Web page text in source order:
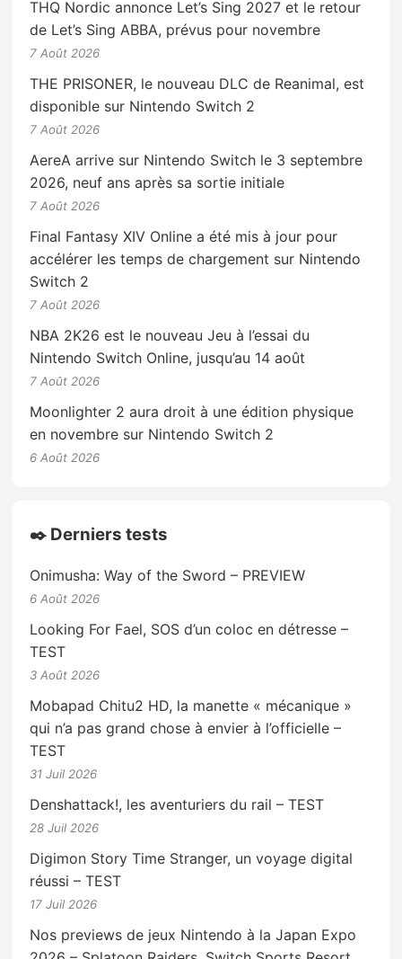
THQ Nordic annonce Let’s Sing 2027 et le retour
de Let’s Sing ABBA, prévus pour novembre
7 Août 2026
THE PRISONER, le nouveau DLC de Reanimal, est
disponible sur Nintendo Switch 2
7 Août 2026
AereA arrive sur Nintendo Switch le 3 septembre
2026, neuf ans après sa sortie initiale
7 Août 2026
Final Fantasy XIV Online a été mis à jour pour
accélérer les temps de chargement sur Nintendo
Switch 2
7 Août 2026
NBA 2K26 est le nouveau Jeu à l’essai du
Nintendo Switch Online, jusqu’au 14 août
7 Août 2026
Moonlighter 2 aura droit à une édition physique
en novembre sur Nintendo Switch 2
6 Août 2026
✒️ Derniers tests
Onimusha: Way of the Sword – PREVIEW
6 Août 2026
Looking For Fael, SOS d’un coloc en détresse –
TEST
3 Août 2026
Mobapad Chitu2 HD, la manette « mécanique »
qui n’a pas grand chose à envier à l’officielle –
TEST
31 Juil 2026
Denshattack!, les aventuriers du rail – TEST
28 Juil 2026
Digimon Story Time Stranger, un voyage digital
réussi – TEST
17 Juil 2026
Nos previews de jeux Nintendo à la Japan Expo